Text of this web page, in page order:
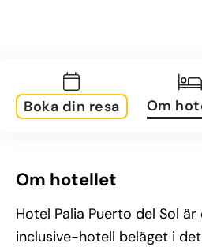
Boka din resa Om
Om hotellet
Hotel Palia Puerto del Sol
inclusive-hotell beläget i